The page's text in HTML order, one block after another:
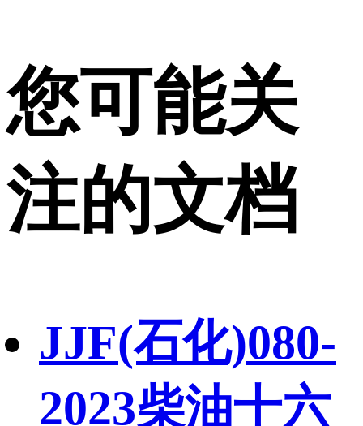
您可能关
注的文档
JJF(石化)080-
2023柴油十六